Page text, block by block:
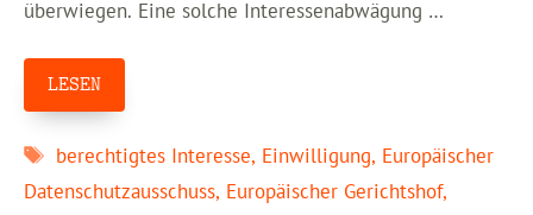
überwiegen. Eine solche Interessenabwägung …
LESEN
Schlagwörter
berechtigtes Interesse, Einwilligung, Europäischer
Datenschutzausschuss, Europäischer Gerichtshof,